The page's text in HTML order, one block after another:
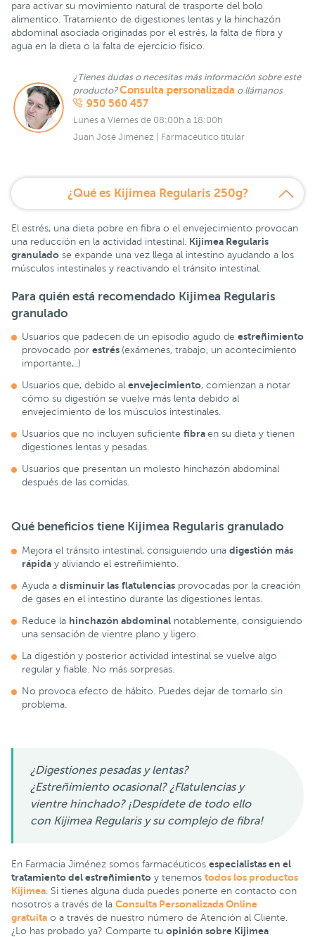
para activar su movimiento natural de trasporte del bolo
alimentico. Tratamiento de digestiones lentas y la hinchazón
abdominal asociada originadas por el estrés, la falta de fibra y
agua en la dieta o la falta de ejercicio físico.
¿Tienes dudas o necesitas más información sobre este
producto?Consulta personalizada o llámanos
950 560 457
Lunes a Viernes de 08:00h a 18:00h
Juan José Jiménez | Farmacéutico titular
¿Qué es Kijimea Regularis 250g?
El estrés, una dieta pobre en fibra o el envejecimiento provocan
una reducción en la actividad intestinal. Kijimea Regularis
granulado se expande una vez llega al intestino ayudando a los
músculos intestinales y reactivando el tránsito intestinal.
Para quién está recomendado Kijimea Regularis
granulado
Usuarios que padecen de un episodio agudo de estreñimiento
provocado por estrés (exámenes, trabajo, un acontecimiento
importante,..)
Usuarios que, debido al envejecimiento, comienzan a notar
cómo su digestión se vuelve más lenta debido al
envejecimiento de los músculos intestinales.
Usuarios que no incluyen suficiente fibra en su dieta y tienen
digestiones lentas y pesadas.
Usuarios que presentan un molesto hinchazón abdominal
después de las comidas.
Qué beneficios tiene Kijimea Regularis granulado
Mejora el tránsito intestinal, consiguiendo una digestión más
rápida y aliviando el estreñimiento.
Ayuda a disminuir las flatulencias provocadas por la creación
de gases en el intestino durante las digestiones lentas.
Reduce la hinchazón abdominal notablemente, consiguiendo
una sensación de vientre plano y ligero.
La digestión y posterior actividad intestinal se vuelve algo
regular y fiable. No más sorpresas.
No provoca efecto de hábito. Puedes dejar de tomarlo sin
problema.
¿Digestiones pesadas y lentas?
¿Estreñimiento ocasional? ¿Flatulencias y
vientre hinchado? ¡Despídete de todo ello
con Kijimea Regularis y su complejo de fibra!
En Farmacia Jiménez somos farmacéuticos especialistas en el
tratamiento del estreñimiento y tenemos todos los productos
Kijimea . Si tienes alguna duda puedes ponerte en contacto con
nosotros a través de la Consulta Personalizada Online
gratuita o a través de nuestro número de Atención al Cliente.
¿Lo has probado ya? Comparte tu opinión sobre Kijimea